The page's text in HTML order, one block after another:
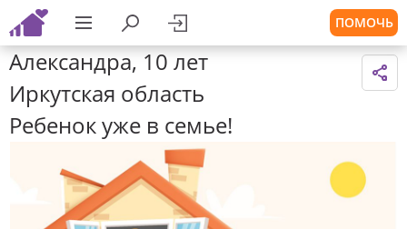
ПОМОЧЬ
Александра, 10 лет
Иркутская область
Ребенок уже в семье!